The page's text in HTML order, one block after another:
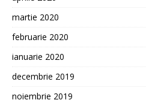
martie 2020
februarie 2020
ianuarie 2020
decembrie 2019
noiembrie 2019